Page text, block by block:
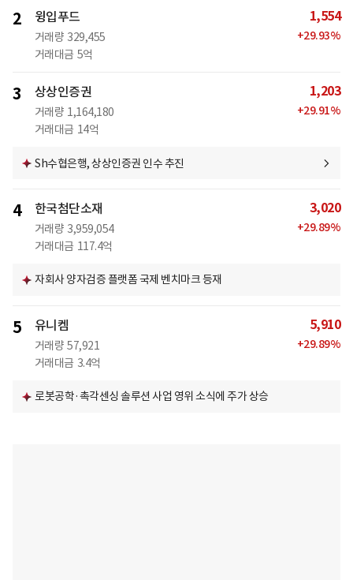
2 윙입푸드
거래량 329,455
거래대금 5억
1,554
+29.93%
3 상상인증권
거래량 1,164,180
거래대금 14억
1,203
+29.91%
Sh수협은행, 상상인증권 인수 추진
4 한국첨단소재
거래량 3,959,054
거래대금 117.4억
3,020
+29.89%
자회사 양자검증 플랫폼 국제 벤치마크 등재
5 유니켐
거래량 57,921
거래대금 3.4억
5,910
+29.89%
로봇공학·촉각센싱 솔루션 사업 영위 소식에 주가 상승